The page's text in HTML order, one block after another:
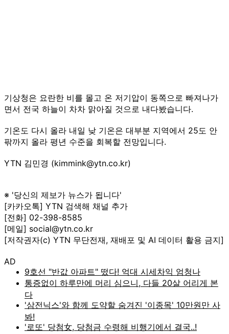
기상청은 요란한 비를 몰고 온 저기압이 동쪽으로 빠져나가
면서 전국 하늘이 차차 맑아질 것으로 내다봤습니다.
기온도 다시 올라 내일 낮 기온은 대부분 지역에서 25도 안
팎까지 올라 평년 수준을 회복할 전망입니다.
YTN 김민경 (kimmink@ytn.co.kr)
※ '당신의 제보가 뉴스가 됩니다'
[카카오톡] YTN 검색해 채널 추가
[전화] 02-398-8585
[메일] social@ytn.co.kr
[저작권자(c) YTN 무단전재, 재배포 및 AI 데이터 활용 금지]
AD